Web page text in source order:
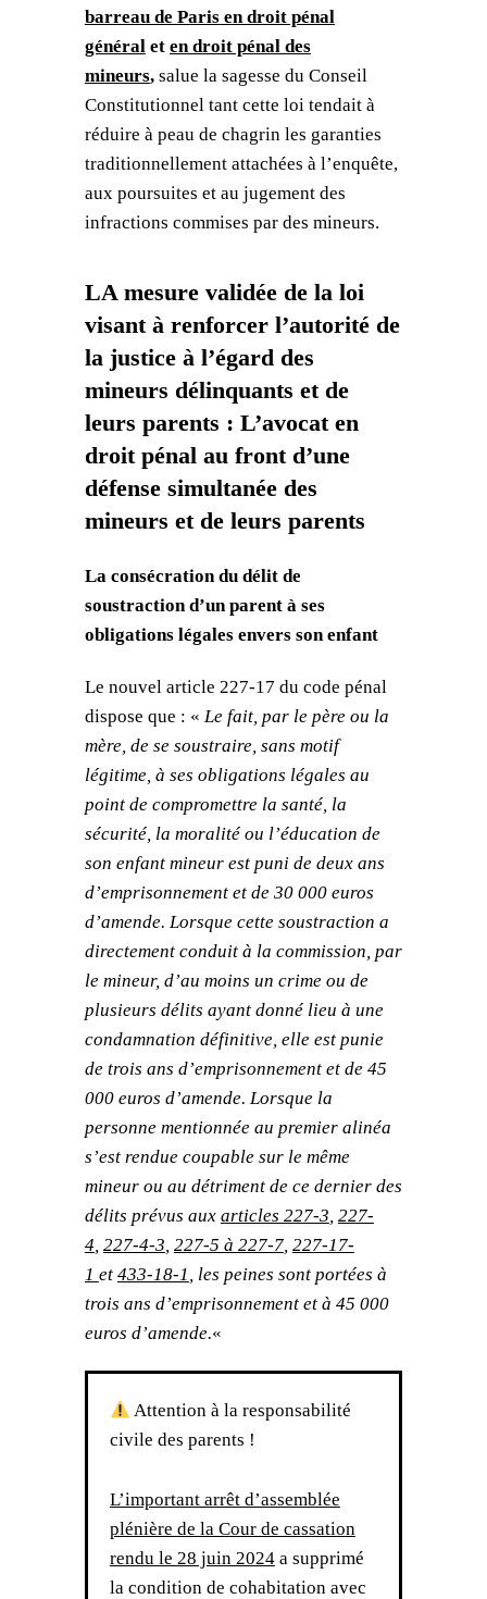
barreau de Paris en droit pénal
généralet en droit pénal des
mineurs,salue la sagesse du Conseil
Constitutionnel tant cette loi tendait à
réduire à peau de chagrin les garanties
traditionnellement attachées à l’enquête,
aux poursuites et au jugement des
infractions commises par des mineurs.
LA mesure validée de la loi
visant à renforcer l’autorité de
la justice à l’égard des
mineurs délinquants et de
leurs parents : L’avocat en
droit pénal au front d’une
défense simultanée des
mineurs et de leurs parents
La consécration du délit de
soustraction d’un parent à ses
obligations légales envers son enfant
Le nouvel article 227-17 du code pénal
dispose que : « Le fait, par le père ou la
mère, de se soustraire, sans motif
légitime, à ses obligations légales au
point de compromettre la santé, la
sécurité, la moralité ou l’éducation de
son enfant mineur est puni de deux ans
d’emprisonnement et de 30 000 euros
d’amende. Lorsque cette soustraction a
directement conduit à la commission, par
le mineur, d’au moins un crime ou de
plusieurs délits ayant donné lieu à une
condamnation définitive, elle est punie
de trois ans d’emprisonnement et de 45
000 euros d’amende. Lorsque la
personne mentionnée au premier alinéa
s’est rendue coupable sur le même
mineur ou au détriment de ce dernier des
délits prévus aux articles 227-3, 227-
4, 227-4-3, 227-5 à 227-7, 227-17-
1 et 433-18-1, les peines sont portées à
trois ans d’emprisonnement et à 45 000
euros d’amende.«
Attention à la responsabilité
civile des parents !
L’important arrêt d’assemblée
plénière de la Cour de cassation
rendu le 28 juin 2024a supprimé
la condition de cohabitation avec